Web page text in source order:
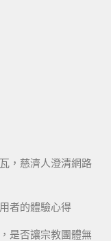
，慈濟人澄清網路
者的體驗心得
是否讓宗教團體無